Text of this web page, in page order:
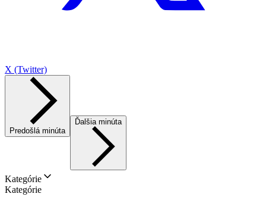
X (Twitter)
Predošlá minúta
Ďalšia minúta
Kategórie
Kategórie